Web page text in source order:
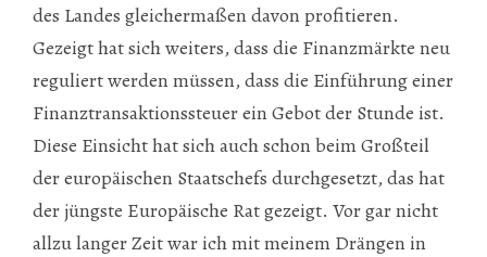
des Landes gleichermaßen davon profitieren.
Gezeigt hat sich weiters, dass die Finanzmärkte neu
reguliert werden müssen, dass die Einführung einer
Finanztransaktionssteuer ein Gebot der Stunde ist.
Diese Einsicht hat sich auch schon beim Großteil
der europäischen Staatschefs durchgesetzt, das hat
der jüngste Europäische Rat gezeigt. Vor gar nicht
allzu langer Zeit war ich mit meinem Drängen in